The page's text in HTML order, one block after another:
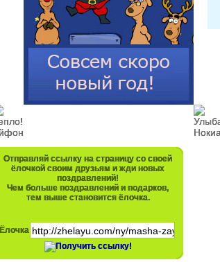
Отправляй ссылку на страницу со своей
ёлочкой своим друзьям и жди новых
поздравлений!
Чем больше поздравлений и подарков,
тем выше становится ёлочка.
Ёлочка